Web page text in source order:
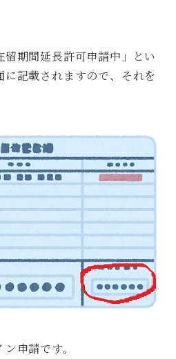
期間延長許可申請中」とい
に記載されますので、それを
申請です。